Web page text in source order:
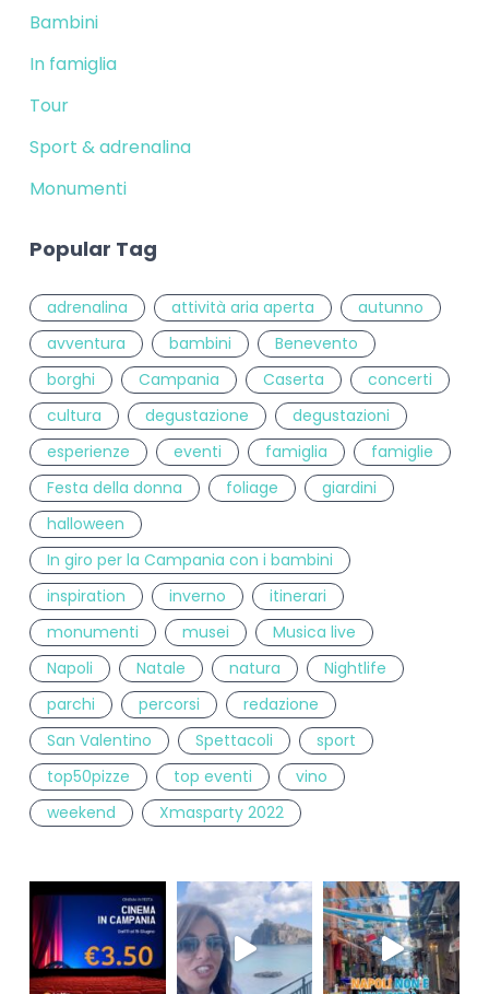
Bambini
In famiglia
Tour
Sport & adrenalina
Monumenti
Popular Tag
adrenalina attività aria aperta
autunno
avventura
bambini
Benevento
borghi
Campania Caserta
concerti
cultura
degustazione
degustazioni
esperienze
eventi famiglia
famiglie
Festa della donna
foliage
giardini
halloween
In giro per la Campania con i bambini
inspiration
inverno
itinerari
monumenti
musei
Musica live
Napoli
Natale natura
Nightlife
parchi
percorsi
redazione
San Valentino
Spettacoli
sport
top50pizze
top eventi
vino
weekend
Xmasparty 2022